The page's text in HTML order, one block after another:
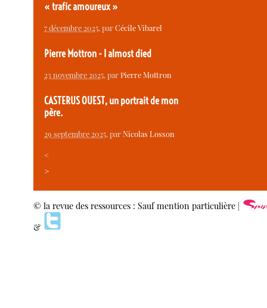
« trafic amoureux »
7 décembre 2025, parCécile Vibarel
Pierre Mottron - I almost died
23 novembre 2025, parPierre Mottron
CASTERUS OUEST, un portrait de mon
père.
29 septembre 2025, parNicolas Losson
<
>
© la revue des ressources : Sauf mention particulière |
&